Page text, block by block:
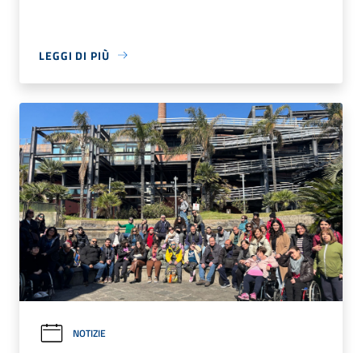
LEGGI DI PIÙ
NOTIZIE